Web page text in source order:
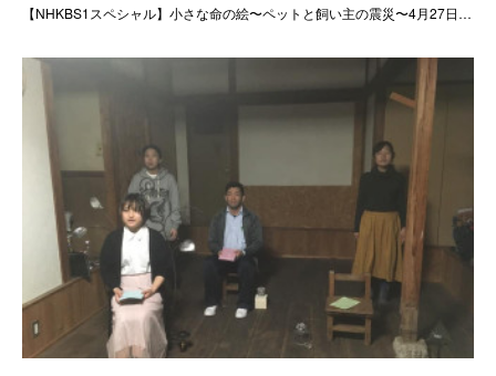
【NHKBS1スペシャル】小さな命の絵〜ペットと飼い主の震災〜4月27日…